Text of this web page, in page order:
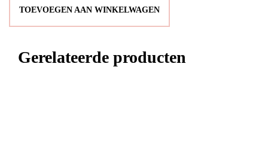
TOEVOEGEN AAN WINKELWAGEN
Gerelateerde producten